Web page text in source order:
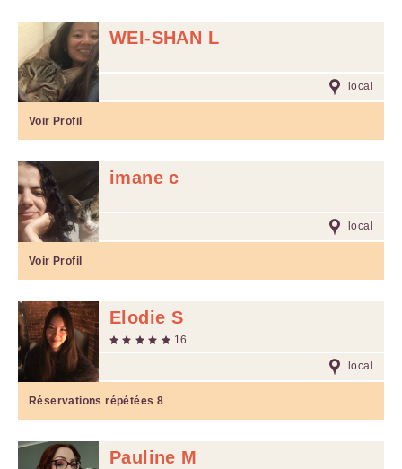
WEI-SHAN L
local
Voir Profil
imane c
local
Voir Profil
Elodie S
16
local
Réservations répétées 8
Pauline M